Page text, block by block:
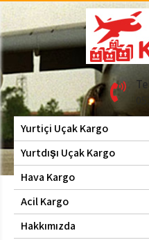
Skip
to
content
Hava
| 0535
Uçak Kargo
Yurtiçi Uçak Kargo
Yurtdışı Uçak Kargo
Hava Kargo
Acil Kargo
Hakkımızda